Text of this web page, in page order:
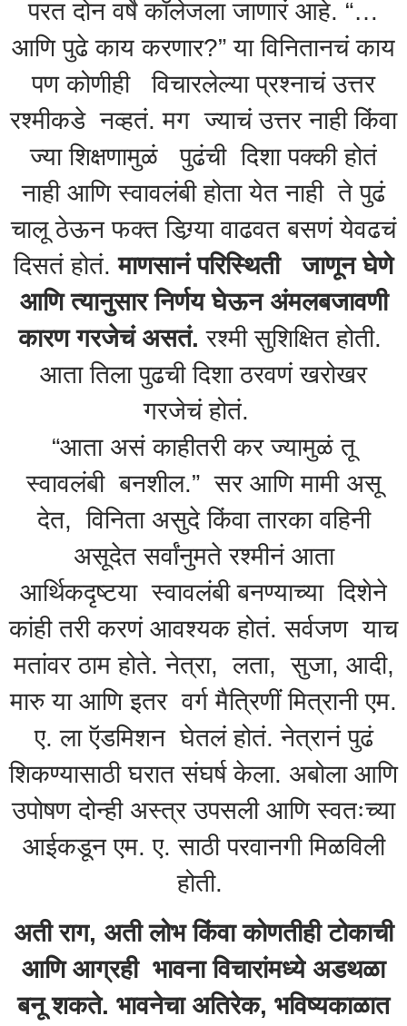
परत दोन वर्षे कॉलेजला जाणारं आहे. “…
आणि पुढे काय करणार?” या विनितानचं काय
पण कोणीही विचारलेल्या प्रश्नाचं उत्तर
रश्मीकडे नव्हतं. मग ज्याचं उत्तर नाही किंवा
ज्या शिक्षणामुळं पुढंची दिशा पक्की होतं
नाही आणि स्वावलंबी होता येत नाही ते पुढं
चालू ठेऊन फक्त डिग्र्या वाढवत बसणं येवढचं
दिसतं होतं.माणसानं परिस्थिती जाणून घेणे
आणि त्यानुसार निर्णय घेऊन अंमलबजावणी
कारण गरजेचं असतं.रश्मी सुशिक्षित होती.
आता तिला पुढची दिशा ठरवणं खरोखर
गरजेचं होतं.
“आता असं काहीतरी कर ज्यामुळं तू
स्वावलंबी बनशील.” सर आणि मामी असू
देत, विनिता असुदे किंवा तारका वहिनी
असूदेत सर्वांनुमते रश्मीनं आता
आर्थिकदृष्टया स्वावलंबी बनण्याच्या दिशेने
कांही तरी करणं आवश्यक होतं. सर्वजण याच
मतांवर ठाम होते. नेत्रा, लता, सुजा, आदी,
मारु या आणि इतर वर्ग मैत्रिणीं मित्रानी एम.
ए. ला ऍडमिशन घेतलं होतं. नेत्रानं पुढं
शिकण्यासाठी घरात संघर्ष केला. अबोला आणि
उपोषण दोन्ही अस्त्र उपसली आणि स्वतःच्या
आईकडून एम. ए. साठी परवानगी मिळविली
होती.
अती राग, अती लोभ किंवा कोणतीही टोकाची
आणि आग्रही भावना विचारांमध्ये अडथळा
बनू शकते. भावनेचा अतिरेक, भविष्यकाळात